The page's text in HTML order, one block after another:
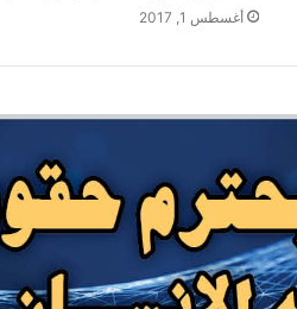
النفط مقابل المرتبات.. مدخل إلى اتفاق
مع شركة النفط والموصفات والمقاييس في
قضية البنزين المغشوش
الأضحية في اليمن… شعيرة مقدسة يتنازعها
واقع حال المواطن
أغسطس 1, 2017